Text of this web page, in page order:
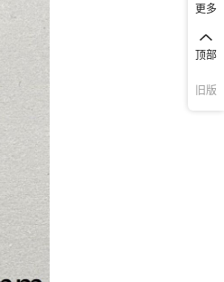
更多
顶部
旧版